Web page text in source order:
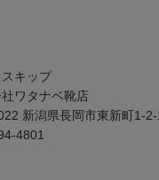
キップ
ワタナベ靴店
新潟県長岡市東新町1-2-
4801